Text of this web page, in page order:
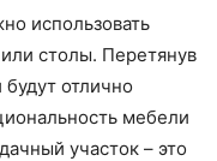
использовать
столы. Перетянув
отлично
мебели
участок – это